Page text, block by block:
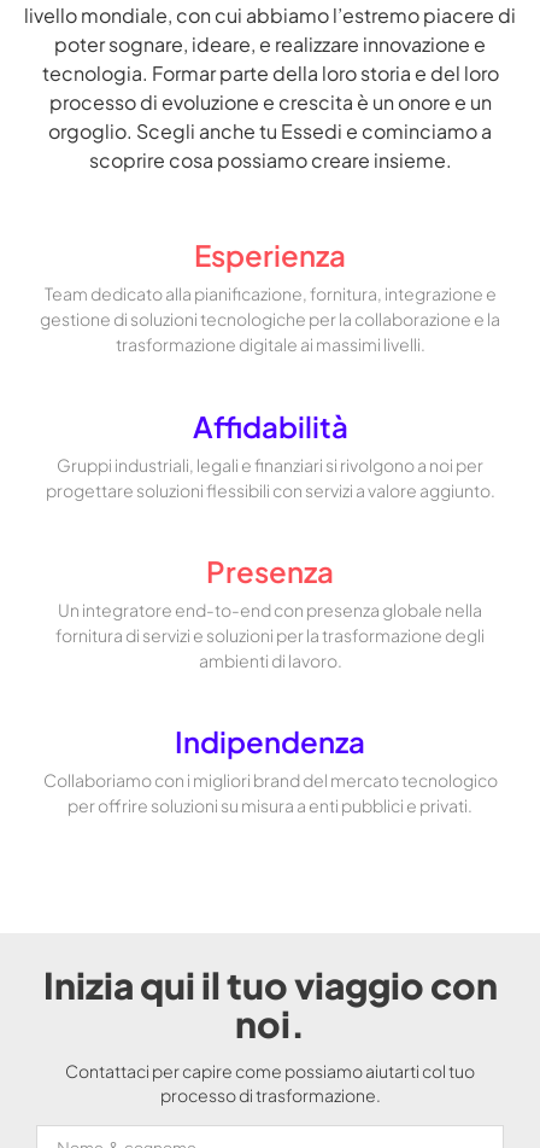
livello mondiale, con cui abbiamo l’estremo piacere di
poter sognare, ideare, e realizzare innovazione e
tecnologia. Formar parte della loro storia e del loro
processo di evoluzione e crescita è un onore e un
orgoglio. Scegli anche tu Essedi e cominciamo a
scoprire cosa possiamo creare insieme.
Esperienza
Team dedicato alla pianificazione, fornitura, integrazione e
gestione di soluzioni tecnologiche per la collaborazione e la
trasformazione digitale ai massimi livelli.
Affidabilità
Gruppi industriali, legali e finanziari si rivolgono a noi per
progettare soluzioni flessibili con servizi a valore aggiunto.
Presenza
Un integratore end-to-end con presenza globale nella
fornitura di servizi e soluzioni per la trasformazione degli
ambienti di lavoro.
Indipendenza
Collaboriamo con i migliori brand del mercato tecnologico
per offrire soluzioni su misura a enti pubblici e privati.
Inizia qui il tuo viaggio con
noi.
Contattaci per capire come possiamo aiutarti col tuo
processo di trasformazione.